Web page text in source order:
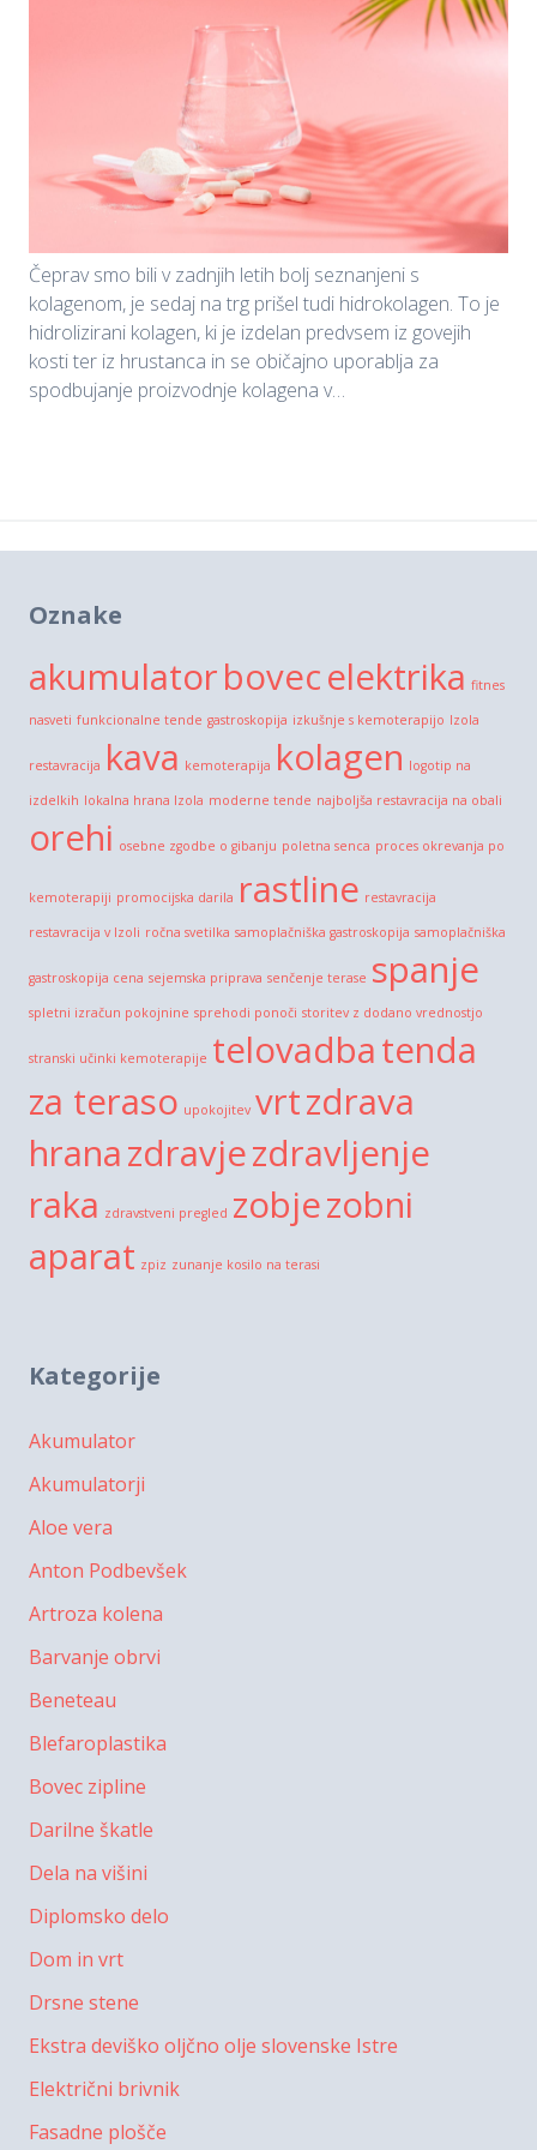
Čeprav smo bili v zadnjih letih bolj seznanjeni s
kolagenom, je sedaj na trg prišel tudi hidrokolagen. To je
hidrolizirani kolagen, ki je izdelan predvsem iz govejih
kosti ter iz hrustanca in se običajno uporablja za
spodbujanje proizvodnje kolagena v…
Oznake
akumulatorbovecelektrika fitnes
nasveti funkcionalne tende gastroskopija izkušnje s kemoterapijo Izola
restavracija kava kemoterapija kolagen logotip na
izdelkih lokalna hrana Izola moderne tende najboljša restavracija na obali
orehi osebne zgodbe o gibanju poletna senca proces okrevanja po
kemoterapiji promocijska darila rastline restavracija
restavracija v Izoli ročna svetilka samoplačniška gastroskopija samoplačniška
gastroskopija cena sejemska priprava senčenje terase spanje
spletni izračun pokojnine sprehodi ponoči storitev z dodano vrednostjo
stranski učinki kemoterapije telovadbatenda
za teraso upokojitev vrtzdrava
hranazdravjezdravljenje
raka zdravstveni pregled zobjezobni
aparat zpiz zunanje kosilo na terasi
Kategorije
Akumulator
Akumulatorji
Aloe vera
Anton Podbevšek
Artroza kolena
Barvanje obrvi
Beneteau
Blefaroplastika
Bovec zipline
Darilne škatle
Dela na višini
Diplomsko delo
Dom in vrt
Drsne stene
Ekstra deviško oljčno olje slovenske Istre
Električni brivnik
Fasadne plošče